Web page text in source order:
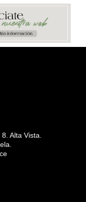
Alta Vista.